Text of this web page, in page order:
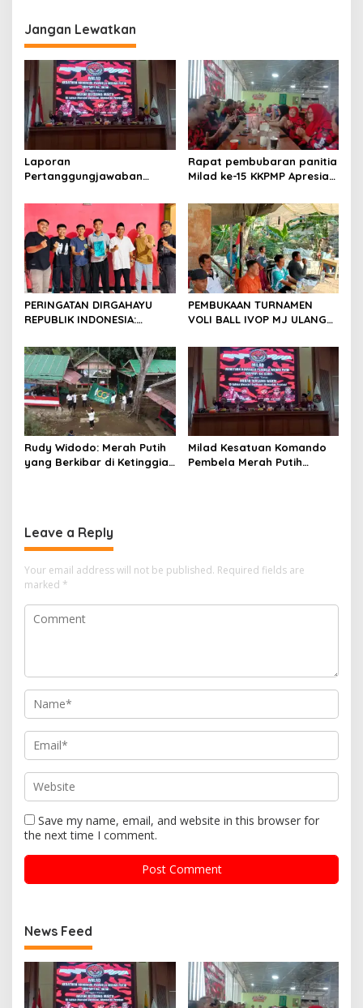
Jangan Lewatkan
Laporan
Pertanggungjawaban
Panitia Milad KKPMP ke-15
Resmi Ditutup
Rapat pembubaran panitia
Milad ke-15 KKPMP Apresiasi
Ajak Perkuat Solidaritas
Organisasi bertempat
Kubang Laban Jombang
Cilegon Rm Sate Bebek
Nong ViNY.
PERINGATAN DIRGAHAYU
REPUBLIK INDONESIA:
PASULUHAN SIAP
MERIAHKAN HUT KE-81
PEMBUKAAN TURNAMEN
VOLI BALL IVOP MJ ULANG
MERIAH, KEPALA DESA
MEKARJAYA HADIR BERIKAN
DUKUNGAN
Rudy Widodo: Merah Putih
yang Berkibar di Ketinggian
Milad Kesatuan Komando
Pembela Merah Putih
Leave a Reply
Your email address will not be published. Required fields are
marked *
Save my name, email, and website in this browser for
the next time I comment.
News Feed